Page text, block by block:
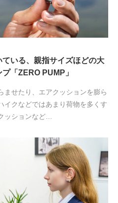
いる、親指サイズほどの大
「ZERO PUMP」
ませたり、エアクッションを膨ら
イクなどではあまり荷物を多くす
ッションなど…